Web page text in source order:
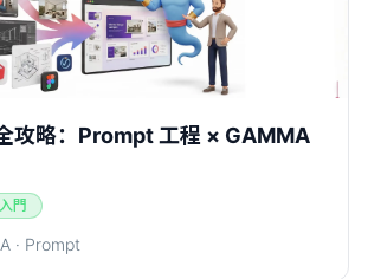
攻略：Prompt 工程 × GAMMA
入門
· Prompt